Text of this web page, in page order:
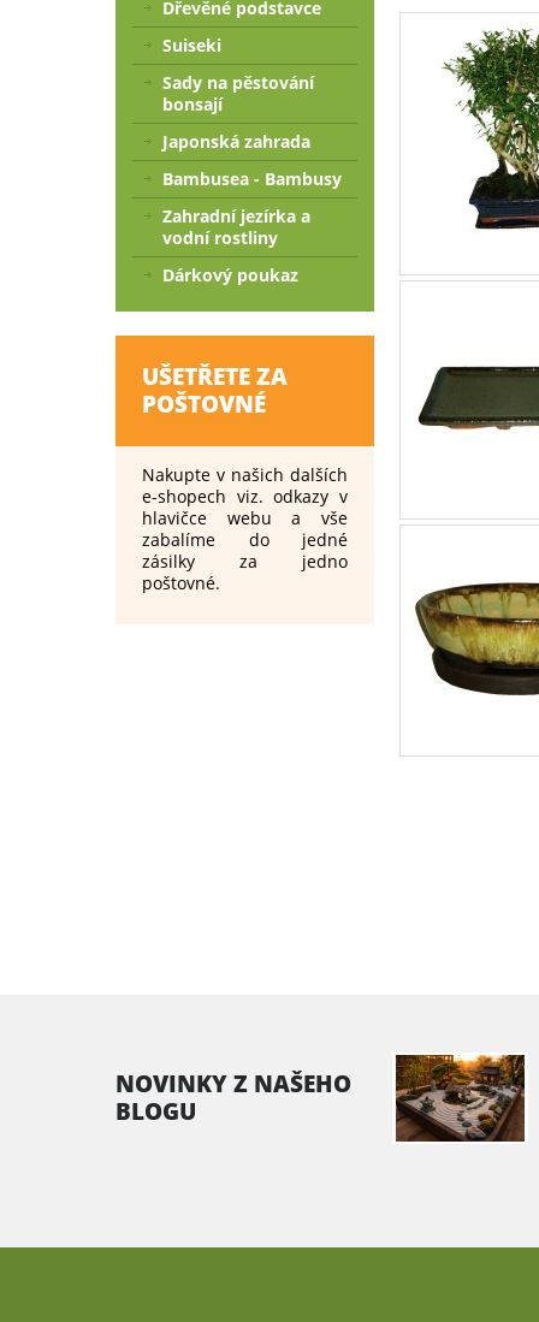
Dřevěné podstavce
Suiseki
Sady na pěstování
bonsají
Japonská zahrada
Bambusea - Bambusy
Zahradní jezírka a
vodní rostliny
Dárkový poukaz
UŠETŘETE ZA
POŠTOVNÉ
Nakupte v našich dalších
e-shopech viz. odkazy v
hlavičce webu a vše
zabalíme do jedné
zásilky za jedno
poštovné.
NOVINKY Z NAŠEHO
BLOGU